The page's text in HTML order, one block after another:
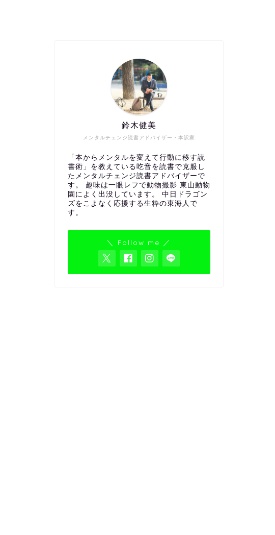
メンタルチェンジ読書アドバイザー・本訳家
鈴木健美
「本からメンタルを変えて行動に移す読
書術」を教えている吃音を読書で克服し
たメンタルチェンジ読書アドバイザーで
す。 趣味は一眼レフで動物撮影 東山動物
園によく出没しています。 中日ドラゴン
ズをこよなく応援する生粋の東海人で
す。
＼ Follow me ／